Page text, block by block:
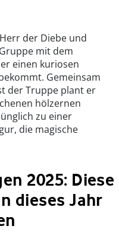
der Diebe und
mit dem
einen kuriosen
Gemeinsam
der Truppe plant er
hölzernen
zu einer
die magische
2025: Diese
dieses Jahr